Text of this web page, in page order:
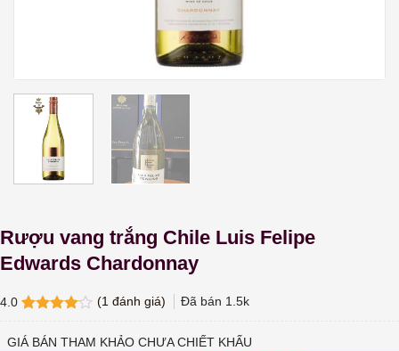
Rượu vang trắng Chile Luis Felipe
Edwards Chardonnay
4.0
5 dựa
(1đánh giá) Đã bán 1.5k
GIÁ BÁN THAM KHẢO CHƯA CHIẾT KHẤU